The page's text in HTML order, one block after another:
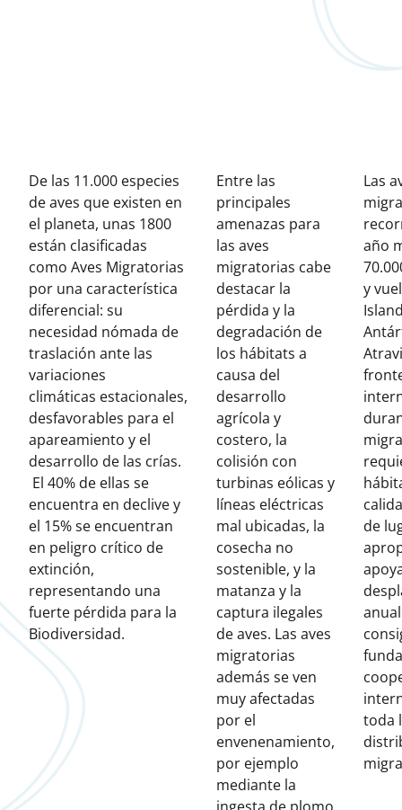
De las 11.000 especies
de aves que existen en
el planeta, unas 1800
están clasificadas
como Aves Migratorias
por una característica
diferencial: su
necesidad nómada de
traslación ante las
variaciones
climáticas estacionales,
desfavorables para el
apareamiento y el
desarrollo de las crías.
El 40% de ellas se
encuentra en declive y
el 15% se encuentran
en peligro crítico de
extinción,
representando una
fuerte pérdida para la
Biodiversidad.
Entre las
principales
amenazas para
las aves
migratorias cabe
destacar la
pérdida y la
degradación de
los hábitats a
causa del
desarrollo
agrícola y
costero, la
colisión con
turbinas eólicas y
líneas eléctricas
mal ubicadas, la
cosecha no
sostenible, y la
matanza y la
captura ilegales
de aves. Las aves
migratorias
además se ven
muy afectadas
por el
envenenamiento,
por ejemplo
mediante la
Las
año
y
de
toda